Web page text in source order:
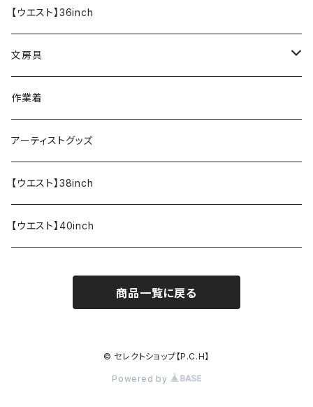
【ウエスト】36inch
文房具
ペンケース
作業着
アーティストグッズ
【ウエスト】38inch
【ウエスト】40inch
商品一覧に戻る
© セレクトショップ【P.C.H】
Powered by